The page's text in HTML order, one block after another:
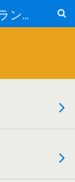
ランチ食べ歩き人 ランチパスポートで美味しいランチ 安い 贅沢 おいしい